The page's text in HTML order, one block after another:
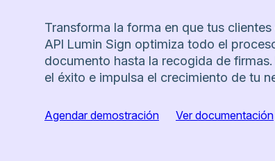
Transforma la forma en que tus
API Lumin Sign optimiza todo el
documento hasta la recogida de
el éxito e impulsa el crecimiento de tu
Agendar demostración Ver documentación